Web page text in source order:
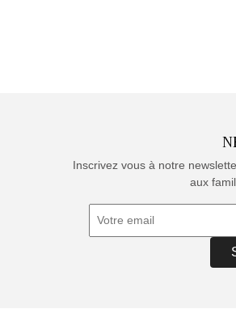
Inscrivez vous à notre
aux